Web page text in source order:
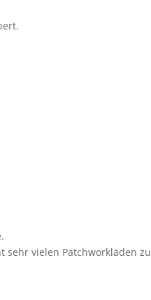
sehr vielen Patchworkläden zu